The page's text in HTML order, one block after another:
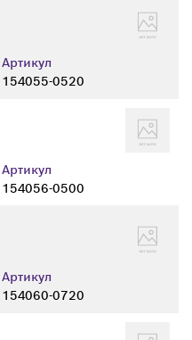
Артикул
154055-0520
Артикул
154056-0500
Артикул
154060-0720